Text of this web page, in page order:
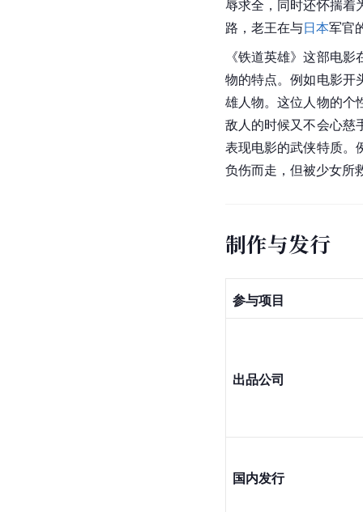
辱求全，同时还怀揣着
路，老王在与日本军官
《铁道英雄》这部电
物的特点。例如电影开
雄人物。这位人物的个
敌人的时候又不会心慈
表现电影的武侠特质。
负伤而走，但被少女所
制作与发行
参与项目
出品公司
国内发行